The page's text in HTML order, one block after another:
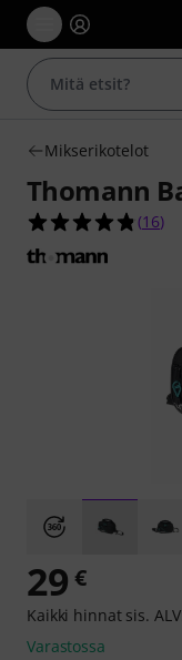
Mikserikotelot
Thomann
4.8
(16)
29 €
Kaikki hinnat sis.
Varastossa